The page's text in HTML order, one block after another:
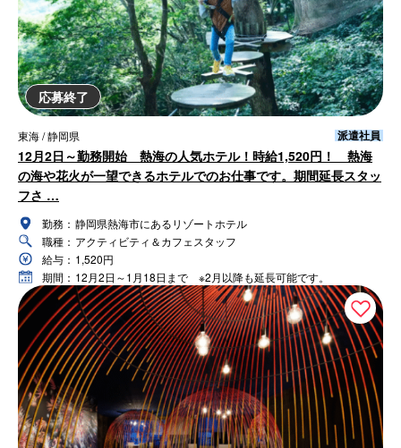
応募終了
東海 / 静岡県 派遣社員
12月2日～勤務開始 熱海の人気ホテル！時給1,520円！ 熱海
の海や花火が一望できるホテルでのお仕事です。期間延長スタッ
フさ …
勤務： 静岡県熱海市にあるリゾートホテル
職種： アクティビティ＆カフェスタッフ
給与： 1,520円
期間： 12月2日～1月18日まで ※2月以降も延長可能です。